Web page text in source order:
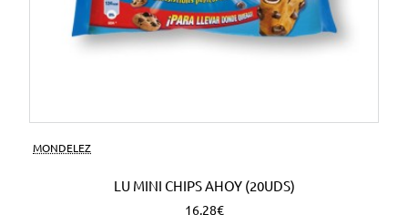
MONDELEZ
LU MINI CHIPS AHOY (20UDS)
16,28€